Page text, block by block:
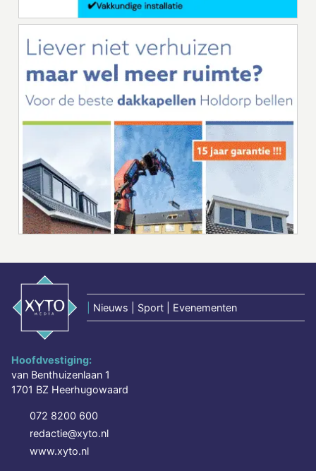
Nieuws | Sport | Evenementen
Hoofdvestiging:
van Benthuizenlaan 1
1701 BZ Heerhugowaard
072 8200 600
redactie@xyto.nl
www.xyto.nl